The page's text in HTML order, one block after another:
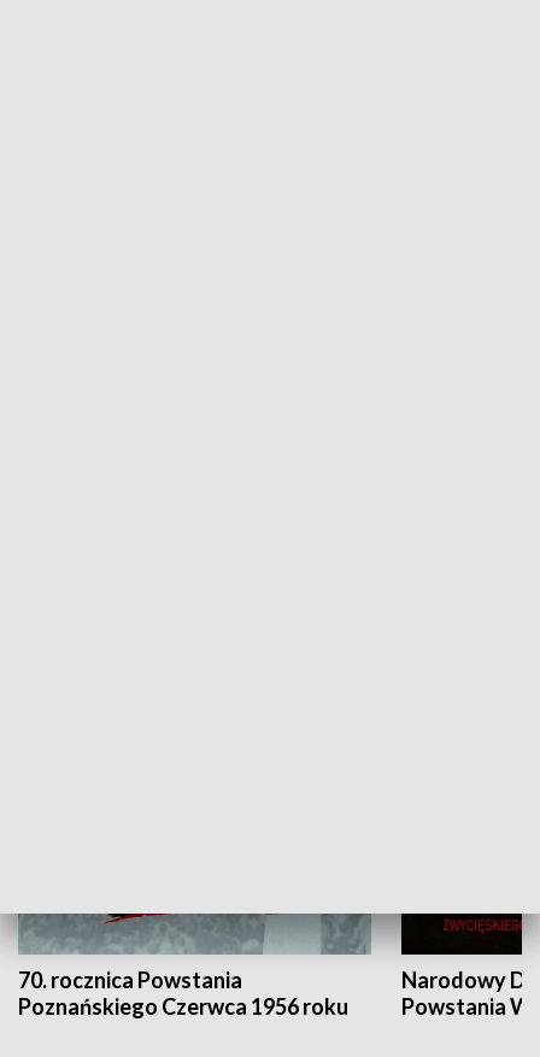
70. rocznica Powstania
Poznańskiego Czerwca 1956 roku
Narodowy
Powstania